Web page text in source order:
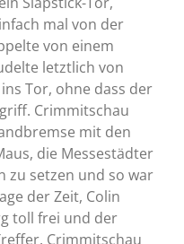
mal von der
von einem
letztlich von
Tor, ohne dass der
Crimmitschau
mit den
die Messestädter
zu setzen und so war
der Zeit, Colin
toll frei und der
Crimmitschau